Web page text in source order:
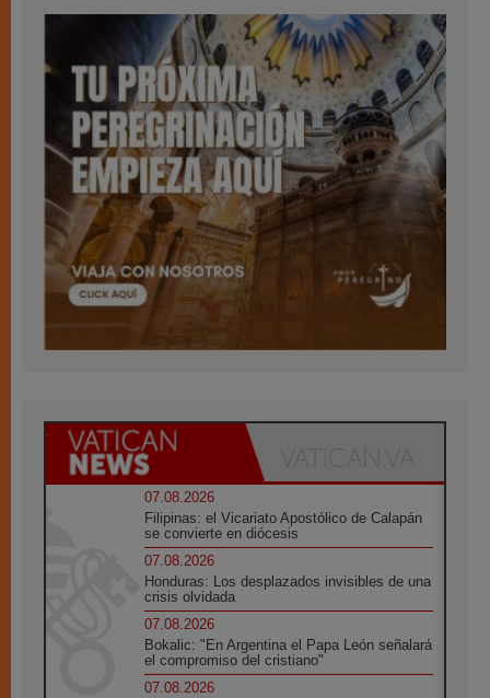
07.08.2026
Filipinas: el Vicariato Apostólico de Calapán
se convierte en diócesis
07.08.2026
Honduras: Los desplazados invisibles de una
crisis olvidada
07.08.2026
Bokalic: "En Argentina el Papa León señalará
el compromiso del cristiano"
07.08.2026